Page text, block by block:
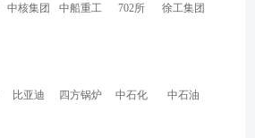
中核集团 中船重工 702所 徐工集团
比亚迪 四方锅炉 中石化 中石油